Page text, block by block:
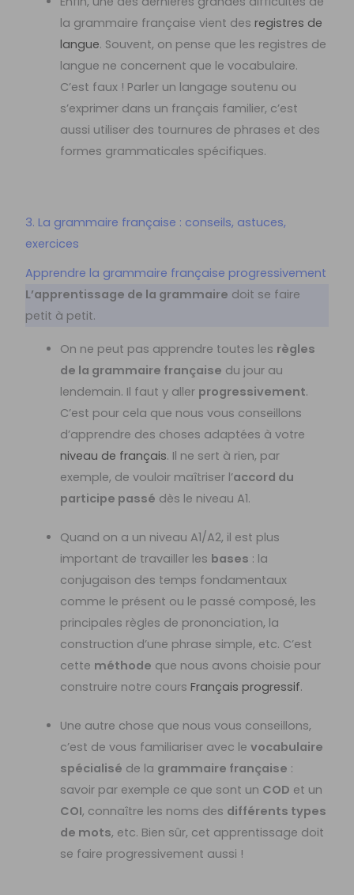
la grammaire française vient des registres de
langue. Souvent, on pense que les registres de
langue ne concernent que le vocabulaire.
C’est faux ! Parler un langage soutenu ou
s’exprimer dans un français familier, c’est
aussi utiliser des tournures de phrases et des
formes grammaticales spécifiques.
3. La grammaire française : conseils, astuces,
exercices
Apprendre la grammaire française progressivement
L’apprentissage de la grammaire doit se faire
petit à petit.
On ne peut pas apprendre toutes les règles
de la grammaire française du jour au
lendemain. Il faut y aller progressivement.
C’est pour cela que nous vous conseillons
d’apprendre des choses adaptées à votre
niveau de français. Il ne sert à rien, par
exemple, de vouloir maîtriser l’accord du
participe passé dès le niveau A1.
Quand on a un niveau A1/A2, il est plus
important de travailler les bases : la
conjugaison des temps fondamentaux
comme le présent ou le passé composé, les
principales règles de prononciation, la
construction d’une phrase simple, etc. C’est
cette méthode que nous avons choisie pour
construire notre cours Français progressif.
Une autre chose que nous vous conseillons,
c’est de vous familiariser avec le vocabulaire
spécialisé de la grammaire française :
savoir par exemple ce que sont un COD et un
COI, connaître les noms des différents types
de mots, etc. Bien sûr, cet apprentissage doit
se faire progressivement aussi !